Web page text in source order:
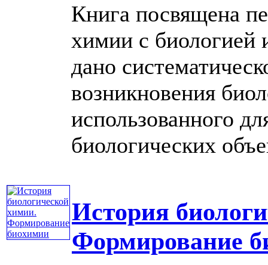
Книга посвящена
химии с
дано
возникновения
использованного
биологических
История
Формирование